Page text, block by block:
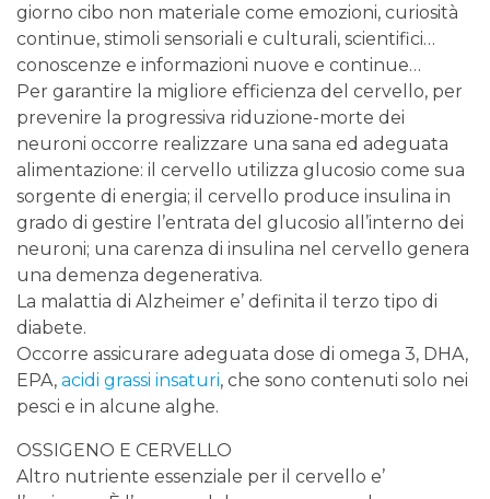
giorno cibo non materiale come emozioni, curiosità
continue, stimoli sensoriali e culturali, scientifici…
conoscenze e informazioni nuove e continue…
Per garantire la migliore efficienza del cervello, per
prevenire la progressiva riduzione-morte dei
neuroni occorre realizzare una sana ed adeguata
alimentazione: il cervello utilizza glucosio come sua
sorgente di energia; il cervello produce insulina in
grado di gestire l’entrata del glucosio all’interno dei
neuroni; una carenza di insulina nel cervello genera
una demenza degenerativa.
La malattia di Alzheimer e’ definita il terzo tipo di
diabete.
Occorre assicurare adeguata dose di omega 3, DHA,
EPA, acidi grassi insaturi, che sono contenuti solo nei
pesci e in alcune alghe.
OSSIGENO E CERVELLO
Altro nutriente essenziale per il cervello e’